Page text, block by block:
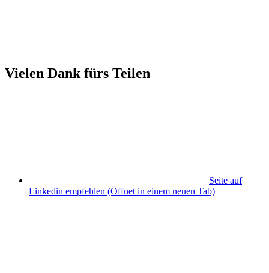
Vielen Dank fürs Teilen
Seite auf
Linkedin empfehlen (Öffnet in einem neuen Tab)